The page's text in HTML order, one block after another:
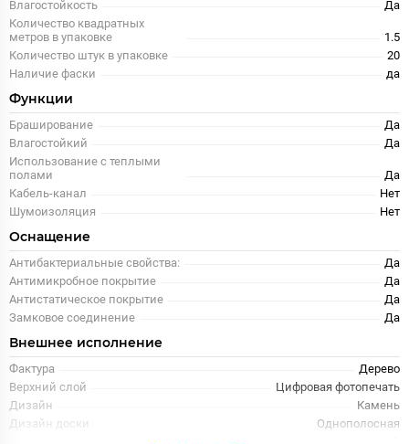
Влагостойкость
Да
Количество квадратных
метров в упаковке
1.5
Количество штук в упаковке
20
Наличие фаски
да
Функции
Браширование
Да
Влагостойкий
Да
Использование с теплыми
полами
Да
Кабель-канал
Нет
Шумоизоляция
Нет
Оснащение
Антибактериальные свойства:
Да
Антимикробное покрытие
Да
Антистатическое покрытие
Да
Замковое соединение
Да
Внешнее исполнение
Фактура
Дерево
Верхний слой
Цифровая фотопечать
Дизайн
Камень
Дизайн доски
Однополосная